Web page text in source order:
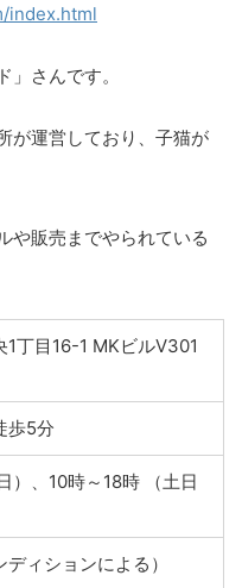
index.html
さんです。
が運営しており、子猫が
や販売までやられている
丁目16-1 MKビルV301
歩5分
）、10時～18時 （土日
ィションによる）